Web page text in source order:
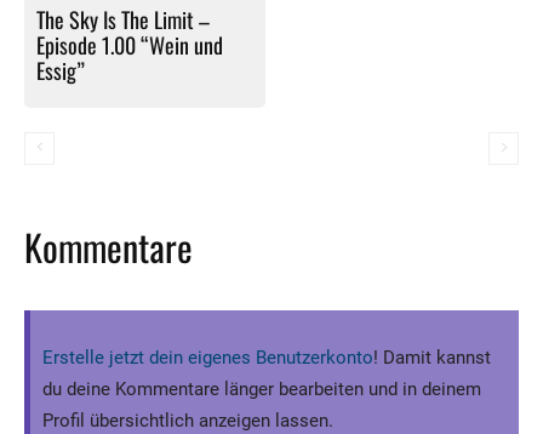
The Sky Is The Limit –
Episode 1.00 “Wein und
Essig”
Kommentare
Erstelle jetzt dein eigenes Benutzerkonto! Damit kannst
du deine Kommentare länger bearbeiten und in deinem
Profil übersichtlich anzeigen lassen.